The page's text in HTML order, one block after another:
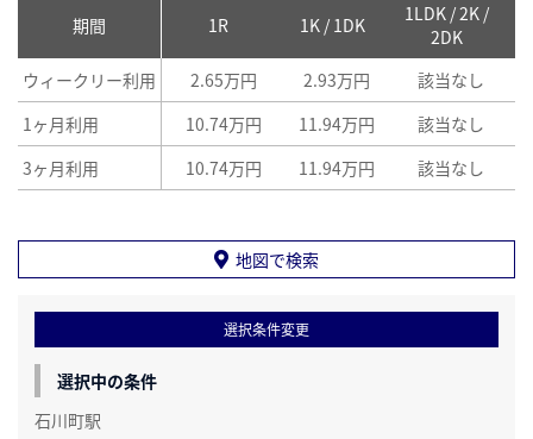
期間 1R 1K / 1DK
1LDK / 2K /
2DK
ウィークリー利用 2.65万円 2.93万円 該当なし
1ヶ月利用
10.74万円 11.94万円 該当なし
3ヶ月利用
10.74万円 11.94万円 該当なし
地図で検索
選択条件変更
選択中の条件
石川町駅